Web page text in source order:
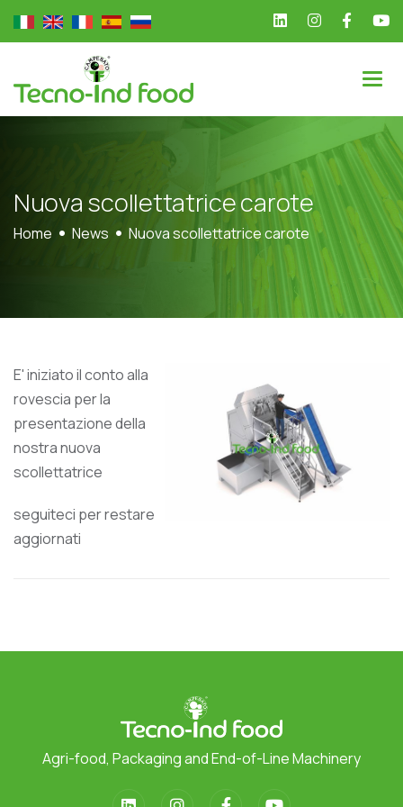
Nuovascollettatricecarote
Home News Nuova scollettatrice carote
E' iniziato il conto alla
rovescia per la
presentazione della
nostra nuova
scollettatrice
seguiteci per restare
aggiornati
Agri-food, Packaging and End-of-Line Machinery